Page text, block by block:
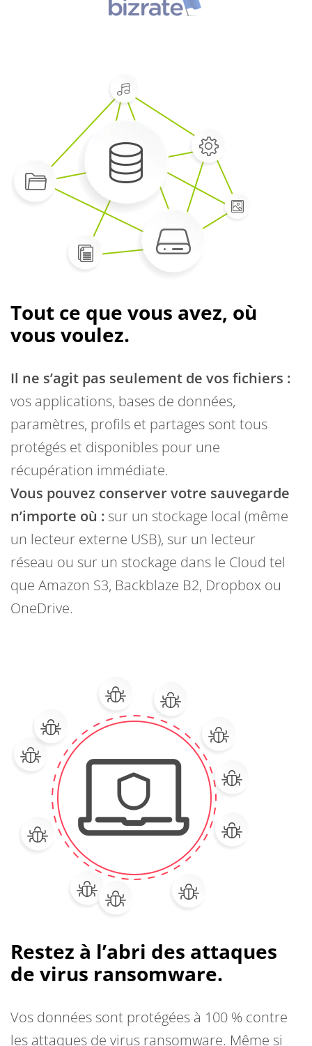
Tout ce que vous avez, où
vous voulez.
Il ne s’agit pas seulement de vos fichiers :
vos applications, bases de données,
paramètres, profils et partages sont tous
protégés et disponibles pour une
récupération immédiate.
Vous pouvez conserver votre sauvegarde
n’importe où : sur un stockage local (même
un lecteur externe USB), sur un lecteur
réseau ou sur un stockage dans le Cloud tel
que Amazon S3, Backblaze B2, Dropbox ou
OneDrive.
Restez à l’abri des attaques
de virus ransomware.
Vos données sont protégées à 100 % contre
les attaques de virus ransomware. Même si